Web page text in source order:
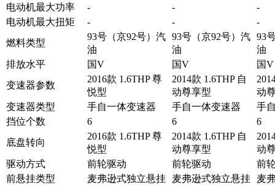
电动机最大功率
- -
-
电动机最大扭矩
- -
-
燃料类型
93号（京92号）汽
油
93号（京92号）汽
油
93
油
排放水平
国V 国V
国V
变速器参数
2016款 1.6THP 尊
悦型
2014款 1.6THP 自
动尊享型
动
变速器类型
手自一体变速器 手自一体变速器
手
挡位个数
6 6
6
底盘转向
2016款 1.6THP 尊
悦型
2014款 1.6THP 自
动尊享型
动
驱动方式
前轮驱动 前轮驱动
前
前悬挂类型
麦弗逊式独立悬挂 麦弗逊式独立悬挂
麦